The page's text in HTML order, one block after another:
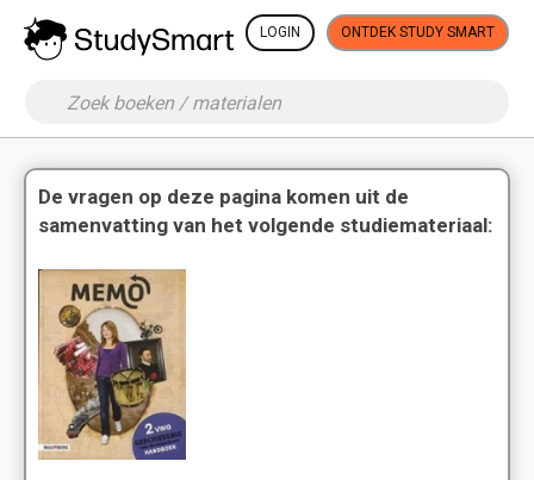
LOGIN ONTDEK STUDY SMART
De vragen op deze pagina komen uit de
samenvatting van het volgende studiemateriaal: